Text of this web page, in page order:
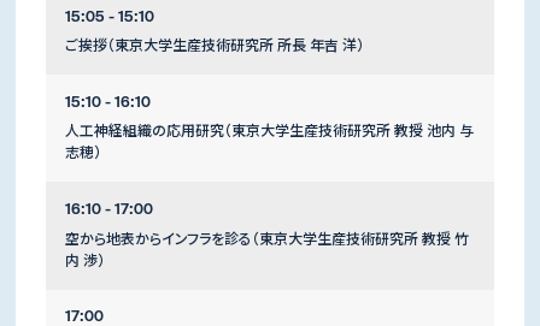
15:05 - 15:10
ご挨拶（東京大学生産技術研究所 所長 年吉 洋）
15:10 - 16:10
人工神経組織の応用研究（東京大学生産技術研究所 教授 池内 与
志穂）
16:10 - 17:00
空から地表からインフラを診る（東京大学生産技術研究所 教授 竹
内 渉）
17:00